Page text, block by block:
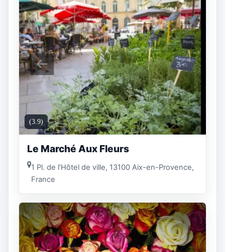
(3.9)
Le Marché Aux Fleurs
1 Pl. de l'Hôtel de ville, 13100 Aix-en-Provence,
France